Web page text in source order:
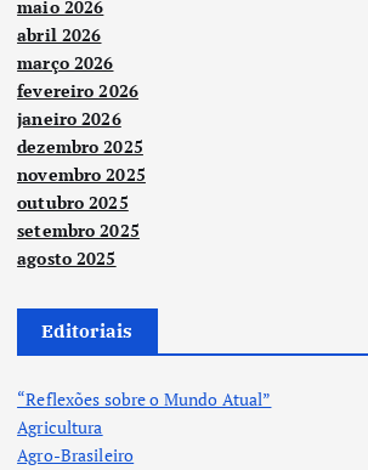
maio 2026
abril 2026
março 2026
fevereiro 2026
janeiro 2026
dezembro 2025
novembro 2025
outubro 2025
setembro 2025
agosto 2025
Editoriais
“Reflexões sobre o Mundo Atual”
Agricultura
Agro-Brasileiro